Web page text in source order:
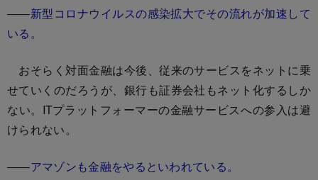
――新型コロナウイルスの感染拡大でその流れが加速して
いる。
おそらく対面金融は今後、従来のサービスをネットに乗
せていくのだろうが、銀行も証券会社もネット化するしか
ない。ITプラットフォーマーの金融サービスへの参入は避
けられない。
――アマゾンも金融をやるといわれている。